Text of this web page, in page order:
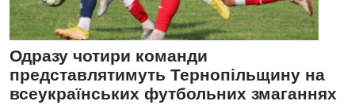
Одразу чотири команди
представлятимуть Тернопільщину на
всеукраїнських футбольних змаганнях